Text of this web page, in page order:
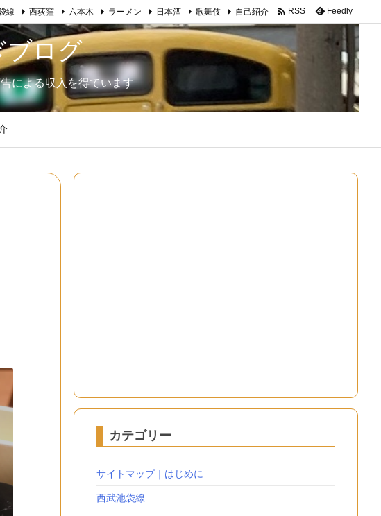
ブログ
による収入を得ています
線 西荻窪 六本木 ラーメン 日本酒 歌舞伎 自己紹介  RSS Feedly
カテゴリー
サイトマップ｜はじめに
西武池袋線